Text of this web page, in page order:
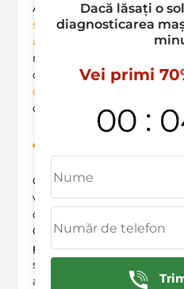
Antreprenorii de
structuri metalicepot de
avantajele sudurii electrice
realizeze structuri solide și
orice proiect de
detaliu contează
clădirilor! ?️
7
Ce zici și de cumpărătorii
vehicule second-hand?
diverse
O verificare amănunțită și,
pot salva nu doar
și asigura durabilitatea pe
achiziționate. ??
Dacă lăsați o
diagnosticarea
Vei primi
00 :